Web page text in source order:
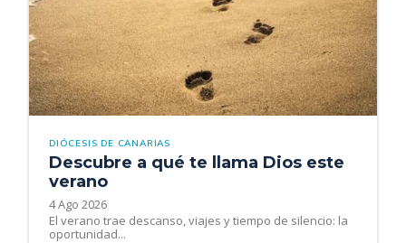
DIÓCESIS DE CANARIAS
Descubre a qué te llama Dios este
verano
4 Ago 2026
El verano trae descanso, viajes y tiempo de silencio: la
oportunidad...